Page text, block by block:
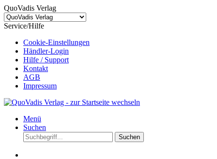
QuoVadis Verlag
Service/Hilfe
Cookie-Einstellungen
Händler-Login
Hilfe / Support
Kontakt
AGB
Impressum
Menü
Suchen
Suchen